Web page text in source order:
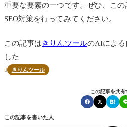
重要な要素の一つです。ぜひ、こ
SEO対策を行ってみてください。
この記事はきりんツールのAIによる
した
 きりんツール
この記事を共有
この記事を書いた人